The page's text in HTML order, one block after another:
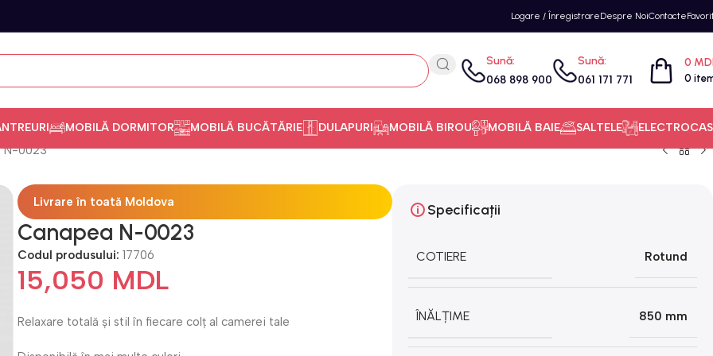
Logare / ÎnregistrareDespre NoiContacte
Sună:
068 898 900
Sună:
061 171 771 0
0
MOBILĂ DORMITOR MOBILĂ BUCĂTĂRIE DULAPURI MOBILĂ BIROU MOBILĂ BAIE SALTELE
N-0023
Livrare în toată Moldova
Canapea N-0023
Codul produsului:17706
15,050 MDL
Relaxare totală și stil în fiecare colț al camerei tale
Specificații
COTIERE Rotund
ÎNĂLȚIME 850 mm